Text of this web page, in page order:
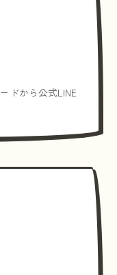
ドから公式LINE